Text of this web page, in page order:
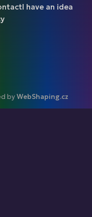
I have an idea
byWebShaping.cz